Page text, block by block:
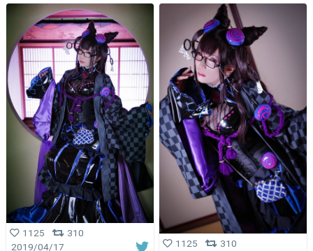
1125
310
2019/04/17
1125
310